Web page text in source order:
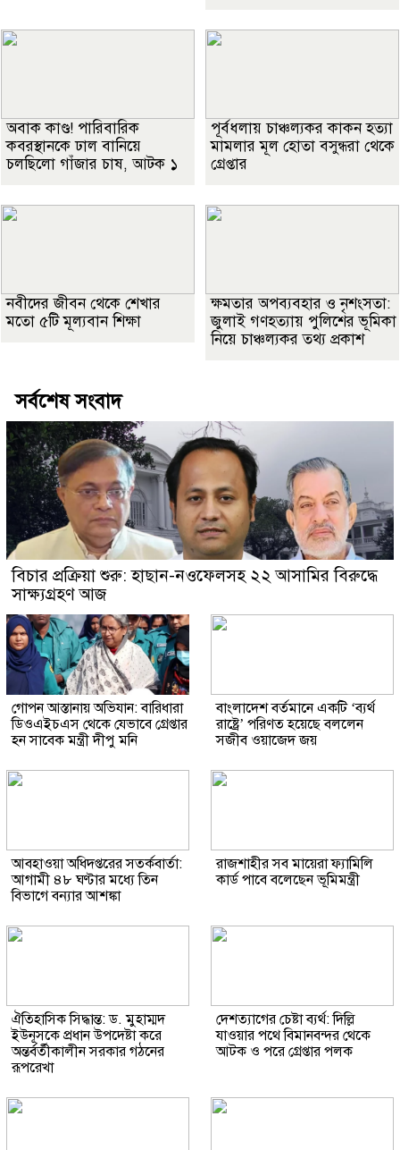
অবাক কাণ্ড! পারিবারিক
কবরস্থানকে ঢাল বানিয়ে
চলছিলো গাঁজার চাষ, আটক ১
পূর্বধলায় চাঞ্চল্যকর কাকন হত্যা
মামলার মূল হোতা বসুন্ধরা থেকে
গ্রেপ্তার
নবীদের জীবন থেকে শেখার
মতো ৫টি মূল্যবান শিক্ষা
ক্ষমতার অপব্যবহার ও নৃশংসতা:
জুলাই গণহত্যায় পুলিশের ভূমিকা
নিয়ে চাঞ্চল্যকর তথ্য প্রকাশ
সর্বশেষ সংবাদ
বিচার প্রক্রিয়া শুরু: হাছান-নওফেলসহ ২২ আসামির বিরুদ্ধে
সাক্ষ্যগ্রহণ আজ
গোপন আস্তানায় অভিযান: বারিধারা
ডিওএইচএস থেকে যেভাবে গ্রেপ্তার
হন সাবেক মন্ত্রী দীপু মনি
বাংলাদেশ বর্তমানে একটি ‘ব্যর্থ
রাষ্ট্রে’ পরিণত হয়েছে বললেন
সজীব ওয়াজেদ জয়
আবহাওয়া অধিদপ্তরের সতর্কবার্তা:
আগামী ৪৮ ঘণ্টার মধ্যে তিন
বিভাগে বন্যার আশঙ্কা
রাজশাহীর সব মায়েরা ফ্যামিলি
কার্ড পাবে বলেছেন ভূমিমন্ত্রী
ঐতিহাসিক সিদ্ধান্ত: ড. মুহাম্মদ
ইউনূসকে প্রধান উপদেষ্টা করে
অন্তর্বর্তীকালীন সরকার গঠনের
রূপরেখা
দেশত্যাগের চেষ্টা ব্যর্থ: দিল্লি
যাওয়ার পথে বিমানবন্দর থেকে
আটক ও পরে গ্রেপ্তার পলক